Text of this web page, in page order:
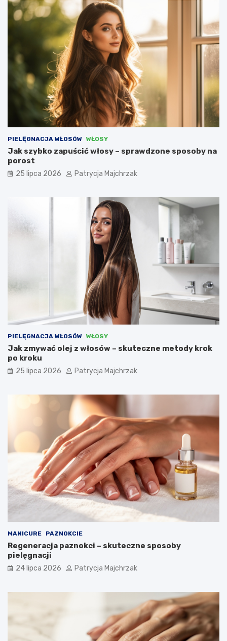
PIELĘGNACJA WŁOSÓW WŁOSY
Jak szybko zapuścić włosy – sprawdzone sposoby na
porost
25 lipca 2026 Patrycja Majchrzak
PIELĘGNACJA WŁOSÓW WŁOSY
Jak zmywać olej z włosów – skuteczne metody krok
po kroku
25 lipca 2026 Patrycja Majchrzak
MANICURE PAZNOKCIE
Regeneracja paznokci – skuteczne sposoby
pielęgnacji
24 lipca 2026 Patrycja Majchrzak